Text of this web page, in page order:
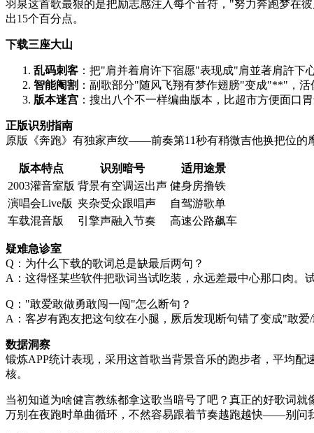
羽泉这首歌最狠的是把励志感注入每个音符，"努力奔跑梦在
出15个百分点。
下载三座大山
乱码刺客 ：把"肩并着肩许下宿愿"表现成"肩並著肩許下
智能阉割 ：副歌部分"随风飞翔有梦作翅膀"变成"**"，活
版本迷宫 ：搜出八个不一样编曲版本，比超市方便面口
正版识别指南
原版《奔跑》有独家声纹——前奏第11秒有稍微吉他换把位的
版本特点 识别暗号
适用途景
2003灌音室版 背景有空调运出声 健身房撸铁
演唱会Live版 夹杂受众跟唱声
自驾游歌单
车载混音版
引擎声融入节奏 高速公路飙车
疑难急诊室
Q：为什么下载的歌词总是缺最后两句？
A：这得怪某些软件把歌词当试吃装，永远差最中心那口肉。
Q："敢爱敢做勇敢闯一闯"怎么断句？
A：客岁有跑友把这句纹在小腿，厥后发现断句错了变成"敢
数据洞察
锻炼APP统计表现，采用这首歌当背景音乐的跑步者，平均
核。
当初知道为啥健言教练都拿这歌当暗号了吧？真正的好歌词
万别在夜跑时单曲循环，不然容易跟着节奏越跑越快——别问